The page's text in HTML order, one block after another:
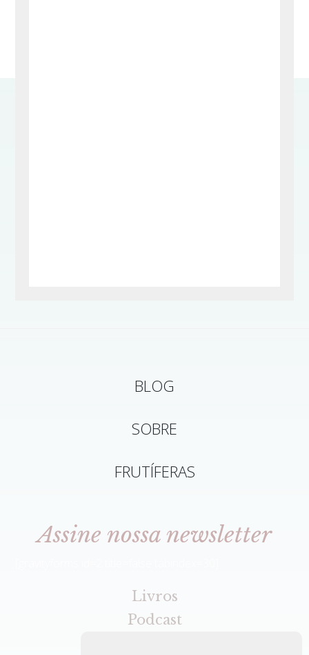
BLOG
SOBRE
FRUTÍFERAS
Assine nossa newsletter
Livros
Podcast